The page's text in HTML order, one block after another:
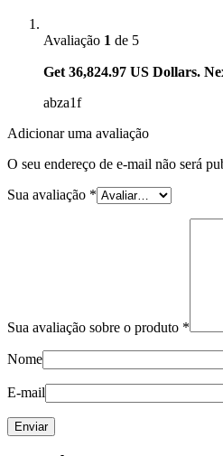
Avaliação 1 de 5
Get 36,824.97 US Dollars.
abza1f
Adicionar uma avaliação
O seu endereço de e-mail não será
Sua avaliação *
Sua avaliação sobre o produto *
Nome
E-mail